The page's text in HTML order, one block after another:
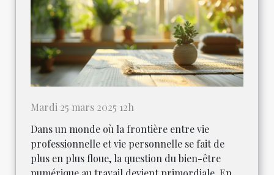
Mardi 25 mars 2025 12h
Dans un monde où la frontière entre vie
professionnelle et vie personnelle se fait de
plus en plus floue, la question du bien-être